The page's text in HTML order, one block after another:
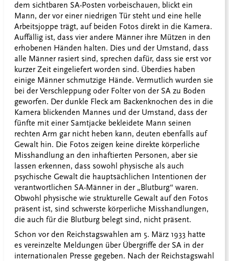
dem sichtbaren SA-Posten vorbeischauen, blickt ein
Mann, der vor einer niedrigen Tür steht und eine helle
Arbeitsjoppe trägt, auf beiden Fotos direkt in die Kamera.
Auffällig ist, dass vier andere Männer ihre Mützen in den
erhobenen Händen halten. Dies und der Umstand, dass
alle Männer rasiert sind, sprechen dafür, dass sie erst vor
kurzer Zeit eingeliefert worden sind. Überdies haben
einige Männer schmutzige Hände. Vermutlich wurden sie
bei der Verschleppung oder Folter von der SA zu Boden
geworfen. Der dunkle Fleck am Backenknochen des in die
Kamera blickenden Mannes und der Umstand, dass der
fünfte mit einer Samtjacke bekleidete Mann seinen
rechten Arm gar nicht heben kann, deuten ebenfalls auf
Gewalt hin. Die Fotos zeigen keine direkte körperliche
Misshandlung an den inhaftierten Personen, aber sie
lassen erkennen, dass sowohl physische als auch
psychische Gewalt die hauptsächlichen Intentionen der
verantwortlichen SA-Männer in der „Blutburg“ waren.
Obwohl physische wie strukturelle Gewalt auf den Fotos
präsent ist, sind schwerste körperliche Misshandlungen,
die auch für die Blutburg belegt sind, nicht präsent.
Schon vor den Reichstagswahlen am 5. März 1933 hatte
es vereinzelte Meldungen über Übergriffe der SA in der
internationalen Presse gegeben. Nach der Reichstagswahl